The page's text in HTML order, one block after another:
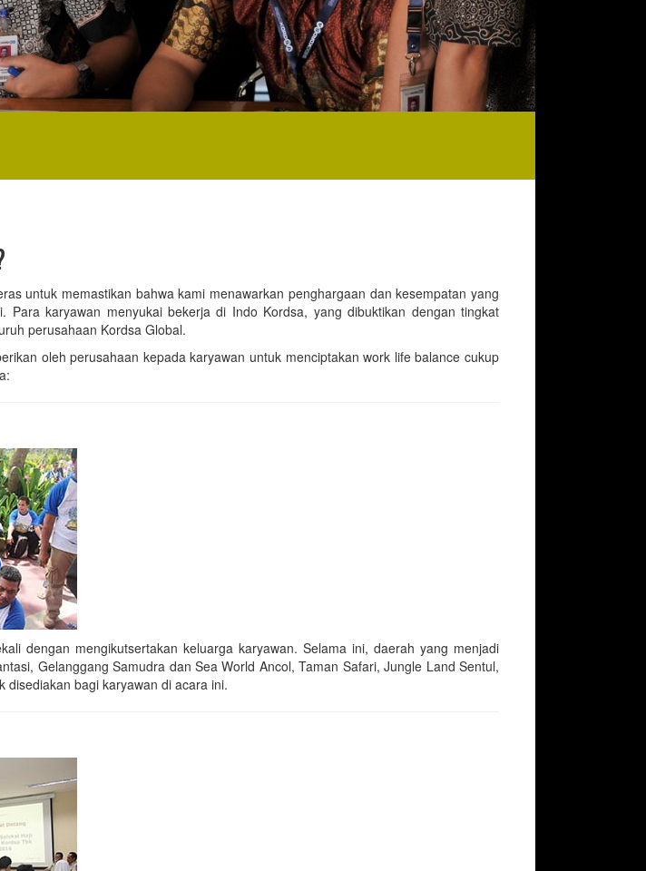
untuk memastikan bahwa kami menawarkan penghargaan dan kesempatan yang
Para karyawan menyukai bekerja di Indo Kordsa, yang dibuktikan dengan tingkat
perusahaan Kordsa Global.
oleh perusahaan kepada karyawan untuk menciptakan work life balance cukup
dengan mengikutsertakan keluarga karyawan. Selama ini, daerah yang menjadi
Gelanggang Samudra dan Sea World Ancol, Taman Safari, Jungle Land Sentul,
disediakan bagi karyawan di acara ini.